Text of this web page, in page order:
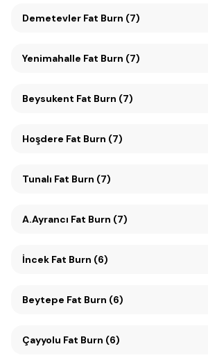
Demetevler Fat Burn (7)
Yenimahalle Fat Burn (7)
Beysukent Fat Burn (7)
Hoşdere Fat Burn (7)
Tunalı Fat Burn (7)
A.Ayrancı Fat Burn (7)
İncek Fat Burn (6)
Beytepe Fat Burn (6)
Çayyolu Fat Burn (6)